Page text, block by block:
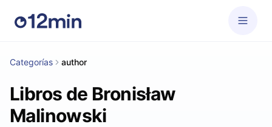
Categorías author
Libros de Bronisław
Malinowski